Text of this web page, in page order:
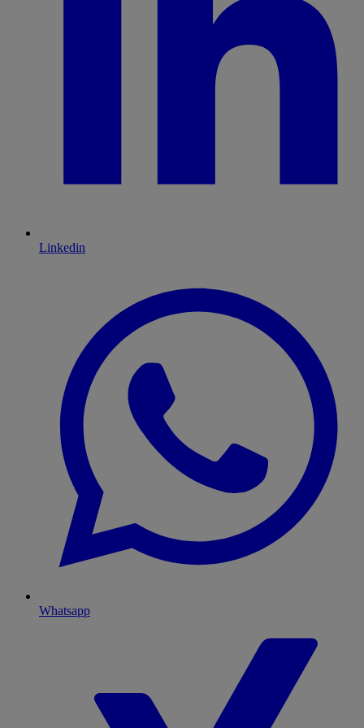
Linkedin
Whatsapp